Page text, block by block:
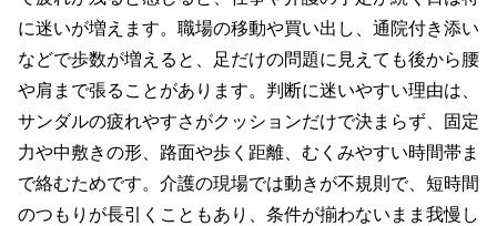
に迷いが増えます。職場の移動や買い出し、通院付き添い
などで歩数が増えると、足だけの問題に見えても後から腰
や肩まで張ることがあります。判断に迷いやすい理由は、
サンダルの疲れやすさがクッションだけで決まらず、固定
力や中敷きの形、路面や歩く距離、むくみやすい時間帯ま
で絡むためです。介護の現場では動きが不規則で、短時間
のつもりが長引くこともあり、条件が揃わないまま我慢し